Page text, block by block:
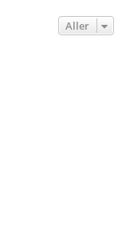
Aller